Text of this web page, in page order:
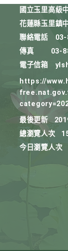
國立玉里高級
花蓮縣玉里鎮
聯絡電話
傳真
03-
電子信箱
https://
最後更新
總瀏覽人次
今日瀏覽人次